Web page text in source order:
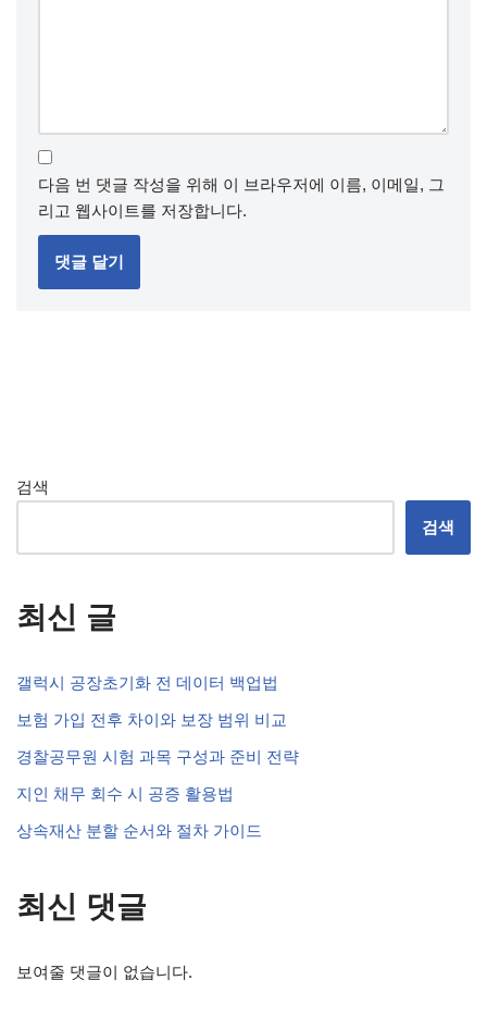
다음 번 댓글 작성을 위해 이 브라우저에 이름, 이메일, 그
리고 웹사이트를 저장합니다.
검색
검색
최신 글
갤럭시 공장초기화 전 데이터 백업법
보험 가입 전후 차이와 보장 범위 비교
경찰공무원 시험 과목 구성과 준비 전략
지인 채무 회수 시 공증 활용법
상속재산 분할 순서와 절차 가이드
최신 댓글
보여줄 댓글이 없습니다.